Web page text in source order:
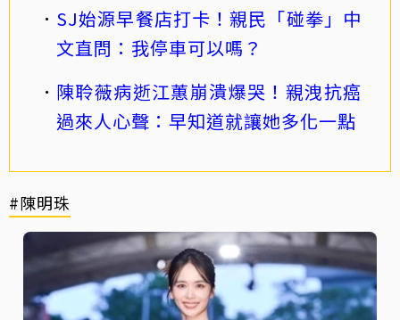
SJ始源早餐店打卡！親民「碰拳」中
文直問：我停車可以嗎？
陳聆薇病逝江蕙崩潰爆哭！親洩抗癌
過來人心聲：早知道就讓她多化一點
#陳明珠